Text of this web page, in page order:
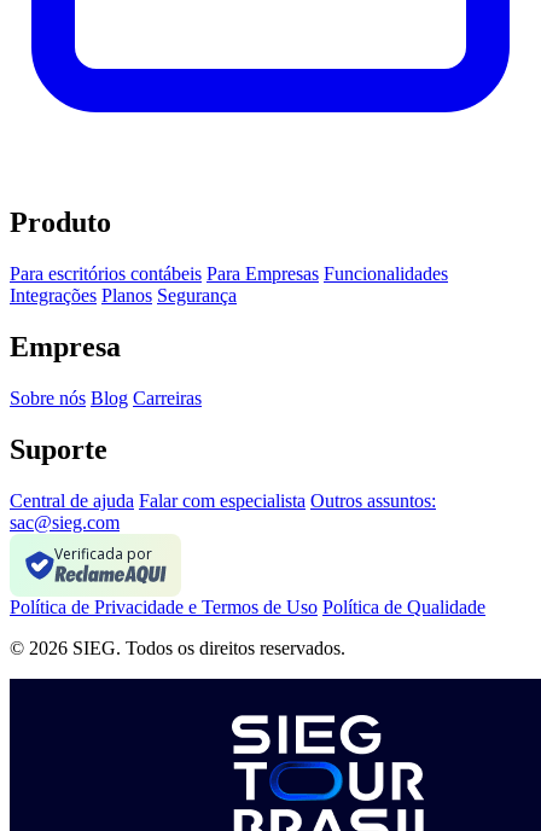
Produto
Para escritórios contábeis Para Empresas Funcionalidades
Integrações Planos Segurança
Empresa
Sobre nós Blog Carreiras
Suporte
Central de ajuda Falar com especialista Outros assuntos:
sac@sieg.com
Verificada por
Política de Privacidade e Termos de Uso Política de Qualidade
© 2026 SIEG. Todos os direitos reservados.